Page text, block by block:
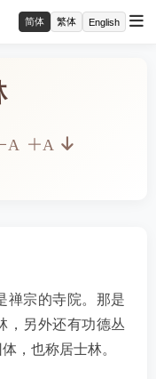
简体 繁体 English
A A
禅宗的寺院。那是
，另外还有功德丛
，也称居士林。